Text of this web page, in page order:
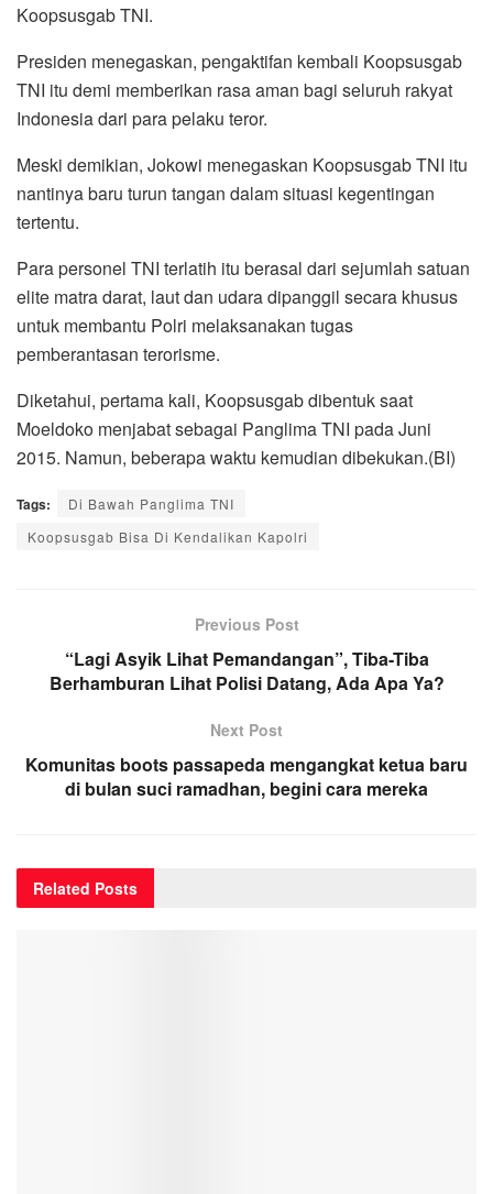
Koopsusgab TNI.
Presiden menegaskan, pengaktifan kembali Koopsusgab
TNI itu demi memberikan rasa aman bagi seluruh rakyat
Indonesia dari para pelaku teror.
Meski demikian, Jokowi menegaskan Koopsusgab TNI itu
nantinya baru turun tangan dalam situasi kegentingan
tertentu.
Para personel TNI terlatih itu berasal dari sejumlah satuan
elite matra darat, laut dan udara dipanggil secara khusus
untuk membantu Polri melaksanakan tugas
pemberantasan terorisme.
Diketahui, pertama kali, Koopsusgab dibentuk saat
Moeldoko menjabat sebagai Panglima TNI pada Juni
2015. Namun, beberapa waktu kemudian dibekukan.(BI)
Tags:
Di Bawah Panglima TNI
Koopsusgab Bisa Di Kendalikan Kapolri
Previous Post
“Lagi Asyik Lihat Pemandangan”, Tiba-Tiba
Berhamburan Lihat Polisi Datang, Ada Apa Ya?
Next Post
Komunitas boots passapeda mengangkat ketua baru
di bulan suci ramadhan, begini cara mereka
Related Posts